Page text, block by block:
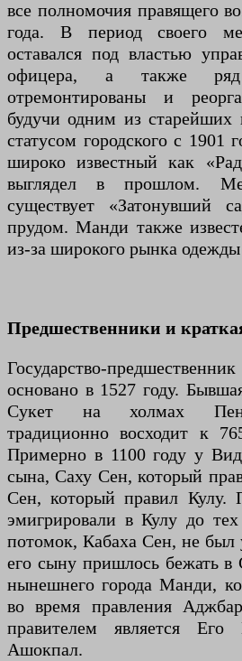
все полномочия правящего
года. В период своего
оставался под властью
офицера, а также
отремонтированы и
будучи одним из старейших
статусом городского с 1901
широко известный как
выглядел в прошлом.
существует «Затонувший
прудом. Манди также
из-за широкого рынка
Предшественники и
Государство-
основано в 1527 году.
Сукет на холмах
традиционно восходит к
Примерно в 1100 году у
сына, Саху Сен, который
Сен, который правил Кулу.
эмигрировали в Кулу до
потомок, Кабаха Сен, не был
его сыну пришлось бежать в
нынешнего города Манди,
во время правления
правителем является Его
Ашокпал.